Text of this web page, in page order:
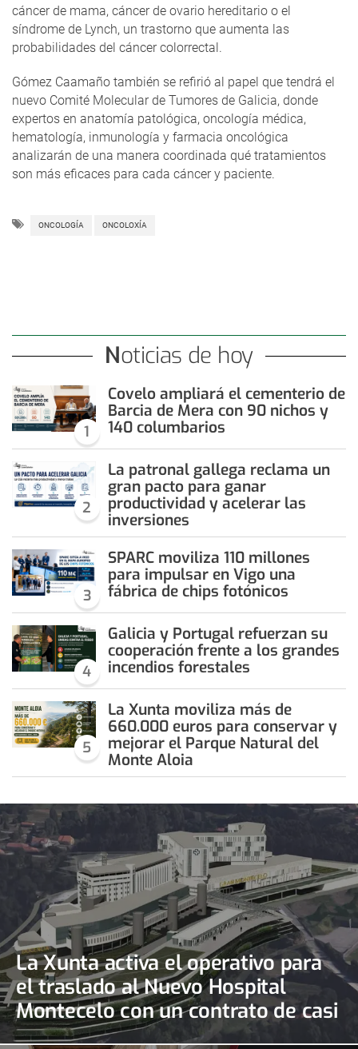
cáncer de mama, cáncer de ovario hereditario o el
síndrome de Lynch, un trastorno que aumenta las
probabilidades del cáncer colorrectal.
Gómez Caamaño también se refirió al papel que tendrá el
nuevo Comité Molecular de Tumores de Galicia, donde
expertos en anatomía patológica, oncología médica,
hematología, inmunología y farmacia oncológica
analizarán de una manera coordinada qué tratamientos
son más eficaces para cada cáncer y paciente.
ONCOLOGÍA ONCOLOXÍA
Noticias de hoy
1
Covelo ampliará el cementerio de
Barcia de Mera con 90 nichos y
140 columbarios
2
La patronal gallega reclama un
gran pacto para ganar
productividad y acelerar las
inversiones
3
SPARC moviliza 110 millones
para impulsar en Vigo una
fábrica de chips fotónicos
4
Galicia y Portugal refuerzan su
cooperación frente a los grandes
incendios forestales
5
La Xunta moviliza más de
660.000 euros para conservar y
mejorar el Parque Natural del
Monte Aloia
La Xunta activa el operativo para
el traslado al Nuevo Hospital
Montecelo con un contrato de casi
690.000 euros